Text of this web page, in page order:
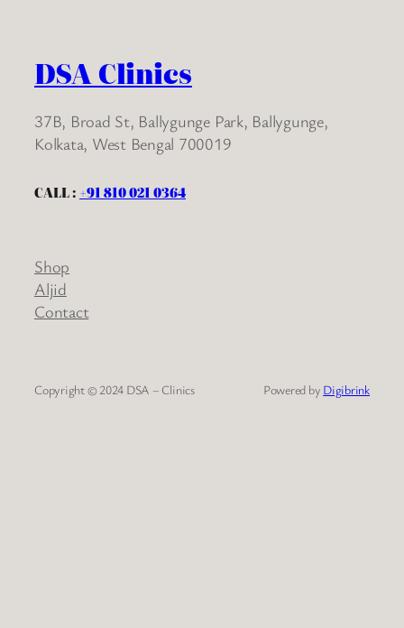
DSA Clinics
37B, Broad St, Ballygunge Park, Ballygunge,
Kolkata, West Bengal 700019
CALL : +91 810 021 0364
Shop
Aljid
Contact
Copyright © 2024 DSA – Clinics Powered by Digibrink